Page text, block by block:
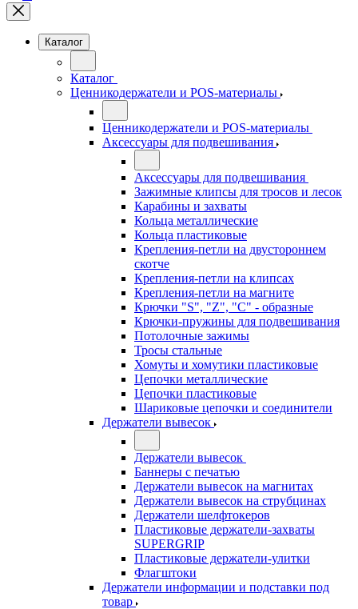
Каталог
Каталог
Ценникодержатели и POS-материалы
Ценникодержатели и POS-материалы
Аксессуары для подвешивания
Аксессуары для подвешивания
Зажимные клипсы для тросов и лесок
Карабины и захваты
Кольца металлические
Кольца пластиковые
Крепления-петли на двустороннем
скотче
Крепления-петли на клипсах
Крепления-петли на магните
Крючки "S", "Z", "C" - образные
Крючки-пружины для подвешивания
Потолочные зажимы
Тросы стальные
Хомуты и хомутики пластиковые
Цепочки металлические
Цепочки пластиковые
Шариковые цепочки и соединители
Держатели вывесок
Держатели вывесок
Баннеры с печатью
Держатели вывесок на магнитах
Держатели вывесок на струбцинах
Держатели шелфтокеров
Пластиковые держатели-захваты
SUPERGRIP
Пластиковые держатели-улитки
Флагштоки
Держатели информации и подставки под
товар